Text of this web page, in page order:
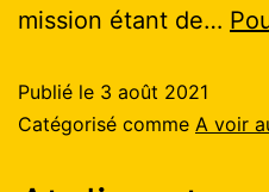
mission étant de…
Publié le 3 août 2021
Catégorisé comme A voir